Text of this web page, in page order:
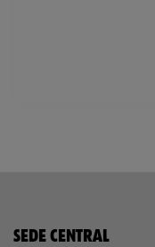
SEDE CENTRAL